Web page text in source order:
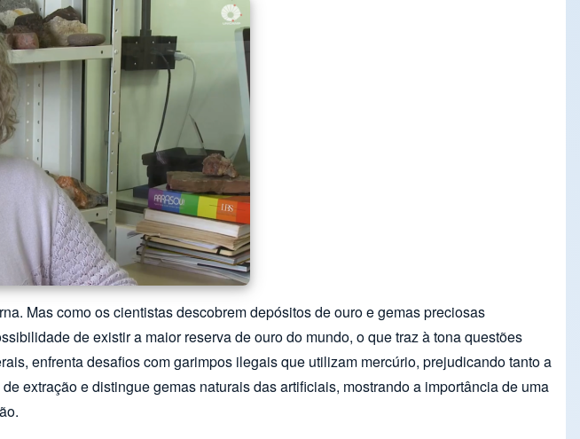
Mas como os cientistas descobrem depósitos de ouro e gemas preciosas
de existir a maior reserva de ouro do mundo, o que traz à tona questões
enfrenta desafios com garimpos ilegais que utilizam mercúrio, prejudicando tanto a
extração e distingue gemas naturais das artificiais, mostrando a importância de uma